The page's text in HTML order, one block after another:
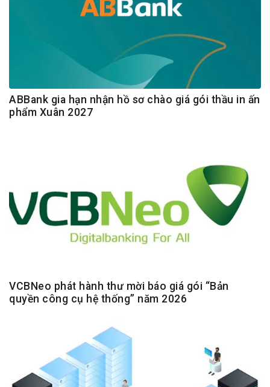
ABBank gia hạn nhận hồ sơ chào giá gói thầu in ấn
phẩm Xuân 2027
VCBNeo phát hành thư mời báo giá gói “Bản
quyền công cụ hệ thống” năm 2026